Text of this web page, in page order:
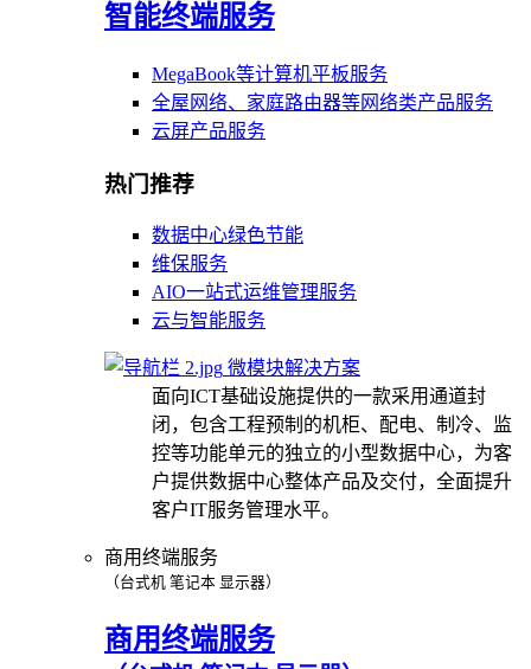
智能终端服务
MegaBook等计算机平板服务
全屋网络、家庭路由器等网络类产品服务
云屏产品服务
热门推荐
数据中心绿色节能
维保服务
AIO一站式运维管理服务
云与智能服务
微模块解决方案
面向ICT基础设施提供的一款采用通道封
闭，包含工程预制的机柜、配电、制冷、监
控等功能单元的独立的小型数据中心，为客
户提供数据中心整体产品及交付，全面提升
客户IT服务管理水平。
商用终端服务
（台式机 笔记本 显示器）
商用终端服务